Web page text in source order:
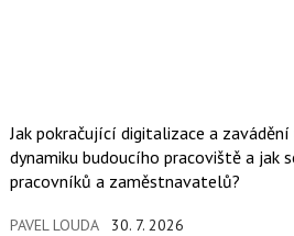
Jak pokračující digitalizace a
dynamiku budoucího pracoviště a jak
pracovníků a zaměstnavatelů?
PAVEL LOUDA 30. 7. 2026